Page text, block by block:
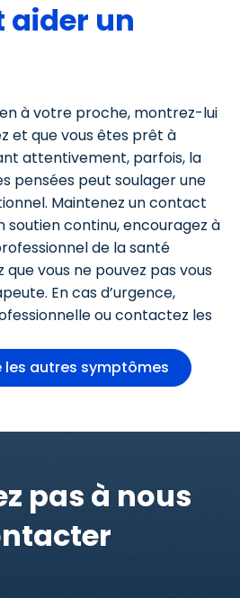
aider un
à votre proche, montrez-lui
et que vous êtes prêt à
attentivement, parfois, la
pensées peut soulager une
Maintenez un contact
soutien continu, encouragez à
de la santé
vous ne pouvez pas vous
En cas d’urgence,
ou contactez les
les autres symptômes
pas à nous